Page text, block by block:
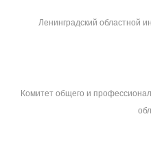
Ленинградский областной
Комитет общего и